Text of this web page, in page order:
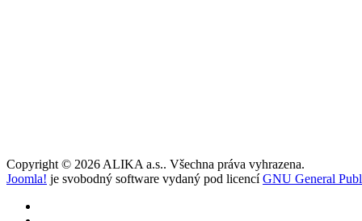
Copyright © 2026 ALIKA a.s.. Všechna práva vyhrazena.
Joomla! je svobodný software vydaný pod licencíGNU General